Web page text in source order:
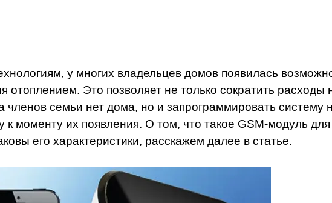
у многих владельцев домов появилась
отоплением. Это позволяет не только сократить расходы
членов семьи нет дома, но и запрограммировать систему
к моменту их появления. О том, что такое GSM-модуль для
его характеристики, расскажем далее в статье.